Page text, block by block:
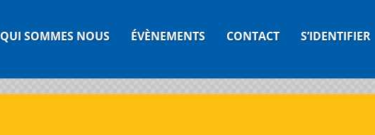
QUI SOMMES NOUS ÉVÈNEMENTS CONTACT S’IDENTIFIER